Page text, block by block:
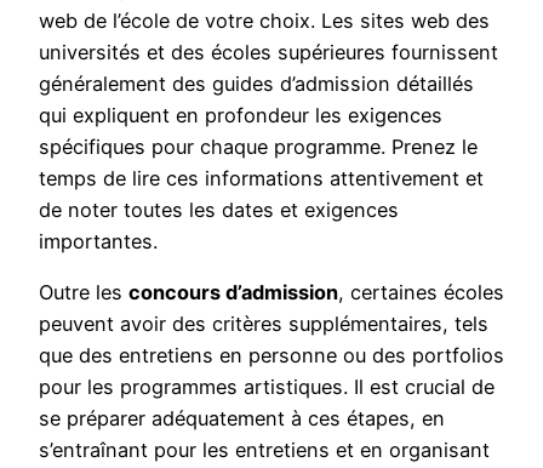
web de l’école de votre choix. Les sites web des
universités et des écoles supérieures fournissent
généralement des guides d’admission détaillés
qui expliquent en profondeur les exigences
spécifiques pour chaque programme. Prenez le
temps de lire ces informations attentivement et
de noter toutes les dates et exigences
importantes.
Outre les concours d’admission, certaines écoles
peuvent avoir des critères supplémentaires, tels
que des entretiens en personne ou des portfolios
pour les programmes artistiques. Il est crucial de
se préparer adéquatement à ces étapes, en
s’entraînant pour les entretiens et en organisant